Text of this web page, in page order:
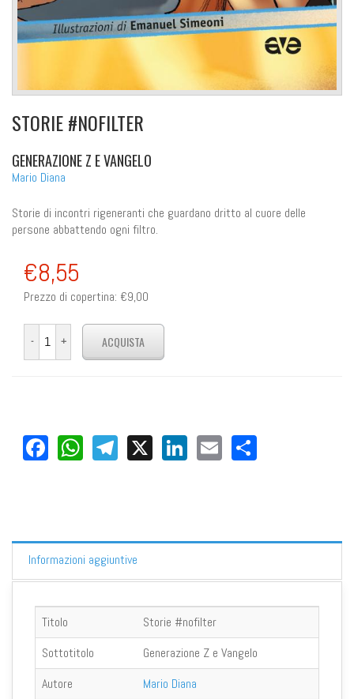
STORIE #NOFILTER
GENERAZIONE Z E VANGELO
Mario Diana
Storie di incontri rigeneranti che guardano dritto al cuore delle
persone abbattendo ogni filtro.
€8,55
Prezzo di copertina: €9,00
Facebook
WhatsApp
Telegram
X LinkedIn
Email
Informazioni aggiuntive
Titolo
Storie #nofilter
Sottotitolo
Generazione Z e Vangelo
Autore
Mario Diana